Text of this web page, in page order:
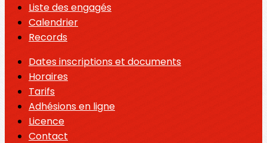
Liste des engagés
Calendrier
Records
Dates inscriptions et documents
Horaires
Tarifs
Adhésions en ligne
Licence
Contact